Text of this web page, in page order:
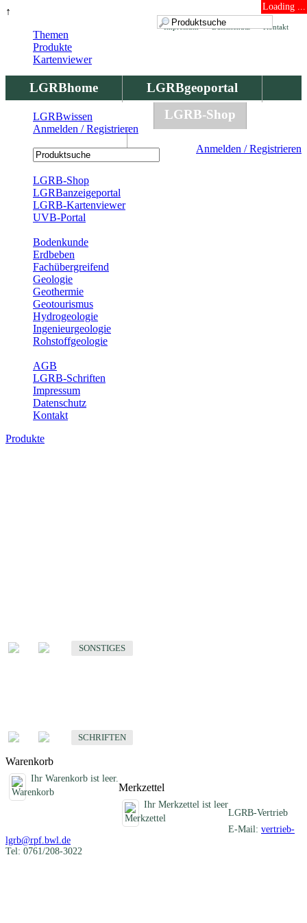
↑ Loading ...
Kontakt
Datenschutz
Impressum
LGRBhome
LGRBgeoportal
LGRBbohrungen
LGRB-Shop
Anmelden / Registrieren
Themen
Produkte
Kartenviewer
LGRBwissen
Anmelden / Registrieren
LGRB-Shop
LGRBanzeigeportal
LGRB-Kartenviewer
UVB-Portal
Bodenkunde
Erdbeben
Fachübergreifend
Geologie
Geothermie
Geotourismus
Hydrogeologie
Ingenieurgeologie
Rohstoffgeologie
AGB
LGRB-Schriften
Impressum
Datenschutz
Kontakt
Produkte
SONSTIGES
SCHRIFTEN
Warenkorb
Ihr Warenkorb ist leer.
Merkzettel
Ihr Merkzettel ist leer
LGRB-Vertrieb
E-Mail: vertrieb-
lgrb@rpf.bwl.de
Tel: 0761/208-3022